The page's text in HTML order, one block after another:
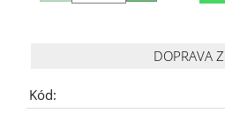
DOPRAVA
Kód: